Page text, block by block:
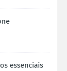
essenciais